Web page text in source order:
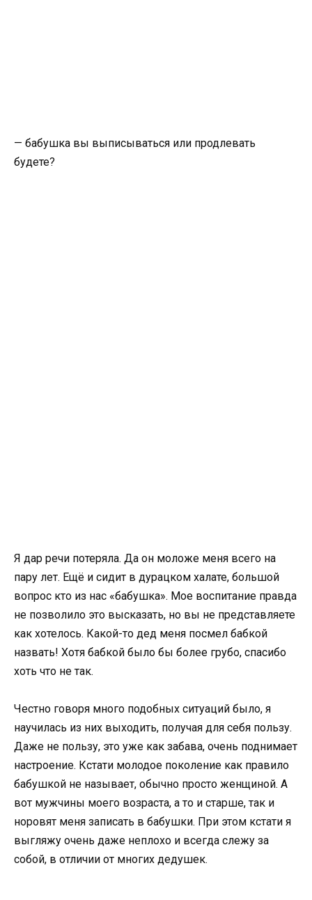
— бабушка вы выписываться или продлевать
будете?
Я дар речи потеряла. Да он моложе меня всего на
пару лет. Ещё и сидит в дурацком халате, большой
вопрос кто из нас «бабушка». Мое воспитание правда
не позволило это высказать, но вы не представляете
как хотелось. Какой-то дед меня посмел бабкой
назвать! Хотя бабкой было бы более грубо, спасибо
хоть что не так.
Честно говоря много подобных ситуаций было, я
научилась из них выходить, получая для себя пользу.
Даже не пользу, это уже как забава, очень поднимает
настроение. Кстати молодое поколение как правило
бабушкой не называет, обычно просто женщиной. А
вот мужчины моего возраста, а то и старше, так и
норовят меня записать в бабушки. При этом кстати я
выгляжу очень даже неплохо и всегда слежу за
собой, в отличии от многих дедушек.